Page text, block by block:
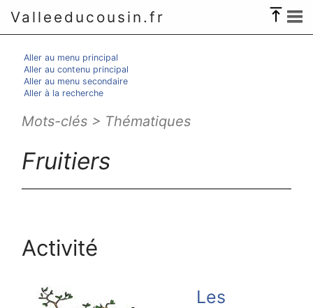
Valleeducousin.fr
Aller au menu principal
Aller au contenu principal
Aller au menu secondaire
Aller à la recherche
Mots-clés > Thématiques
Fruitiers
Activité
Les